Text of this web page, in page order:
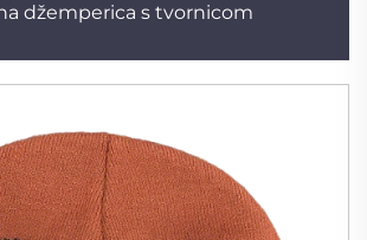
džemperica s tvornicom